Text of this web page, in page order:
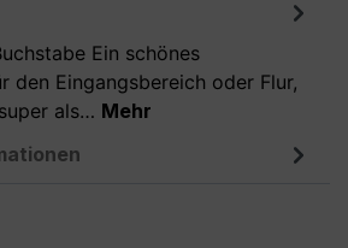
Ein schönes
den Eingangsbereich oder Flur,
als… Mehr